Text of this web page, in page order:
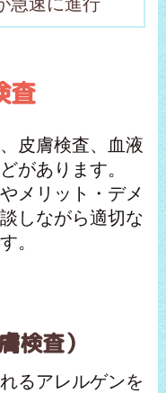
査
皮膚検査、血液
があります。
メリット・デメ
しながら適切な
。
検査）
るアレルゲンを